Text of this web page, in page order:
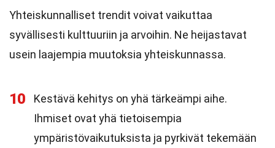
Yhteiskunnalliset trendit voivat vaikuttaa
syvällisesti kulttuuriin ja arvoihin. Ne heijastavat
usein laajempia muutoksia yhteiskunnassa.
10
Kestävä kehitys on yhä tärkeämpi aihe.
Ihmiset ovat yhä tietoisempia
ympäristövaikutuksista ja pyrkivät tekemään